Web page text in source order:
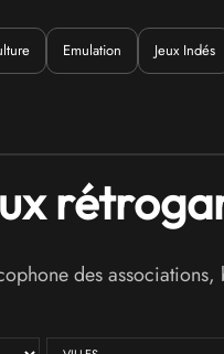
Quoi ?
Emulation Jeux Indés
des